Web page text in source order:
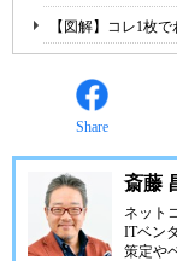
【図解】コレ1枚
Share
斎藤
ネット
ITベン
策定や